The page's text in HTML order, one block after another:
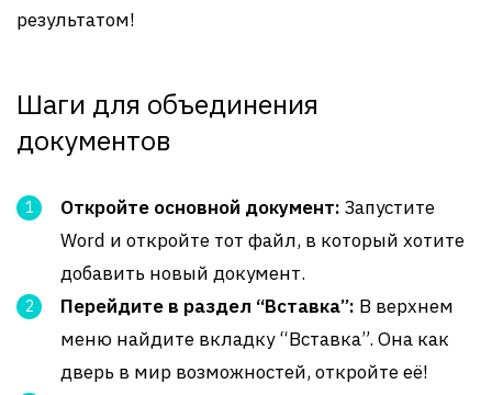
результатом!
Шаги для объединения
документов
Откройте основной документ: Запустите
Word и откройте тот файл, в который хотите
добавить новый документ.
Перейдите в раздел “Вставка”: В верхнем
меню найдите вкладку “Вставка”. Она как
дверь в мир возможностей, откройте её!